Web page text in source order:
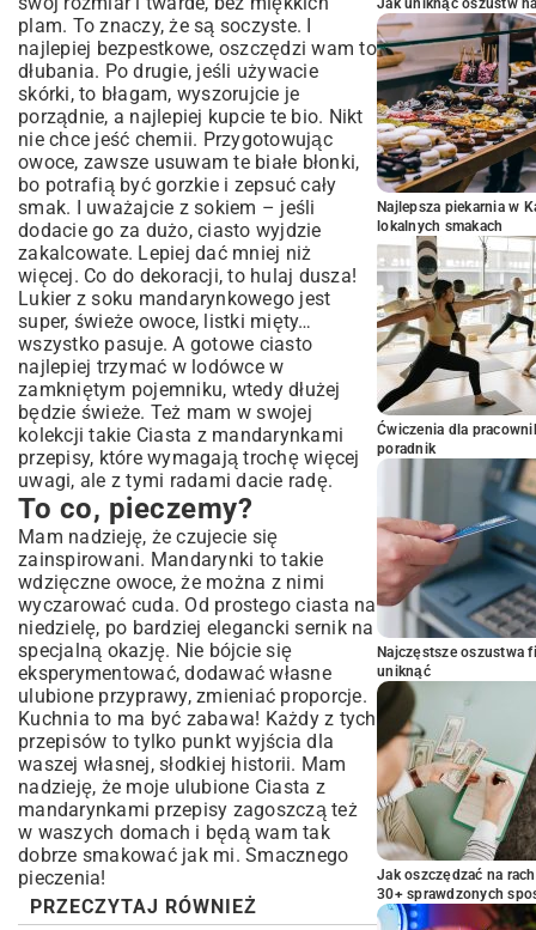
plam. To znaczy, że są soczyste. I
najlepiej bezpestkowe, oszczędzi wam to
dłubania. Po drugie, jeśli używacie
skórki, to błagam, wyszorujcie je
porządnie, a najlepiej kupcie te bio. Nikt
nie chce jeść chemii. Przygotowując
owoce, zawsze usuwam te białe błonki,
bo potrafią być gorzkie i zepsuć cały
smak. I uważajcie z sokiem – jeśli
dodacie go za dużo, ciasto wyjdzie
zakalcowate. Lepiej dać mniej niż
więcej. Co do dekoracji, to hulaj dusza!
Lukier z soku mandarynkowego jest
super, świeże owoce, listki mięty…
wszystko pasuje. A gotowe ciasto
najlepiej trzymać w lodówce w
zamkniętym pojemniku, wtedy dłużej
będzie świeże. Też mam w swojej
kolekcji takie Ciasta z mandarynkami
przepisy, które wymagają trochę więcej
uwagi, ale z tymi radami dacie radę.
To co, pieczemy?
Mam nadzieję, że czujecie się
zainspirowani. Mandarynki to takie
wdzięczne owoce, że można z nimi
wyczarować cuda. Od prostego ciasta na
niedzielę, po bardziej elegancki sernik na
specjalną okazję. Nie bójcie się
eksperymentować, dodawać własne
ulubione przyprawy, zmieniać proporcje.
Kuchnia to ma być zabawa! Każdy z tych
przepisów to tylko punkt wyjścia dla
waszej własnej, słodkiej historii. Mam
nadzieję, że moje ulubione Ciasta z
mandarynkami przepisy zagoszczą też
w waszych domach i będą wam tak
dobrze smakować jak mi. Smacznego
pieczenia!
PRZECZYTAJ RÓWNIEŻ
Jak uniknąć oszustw
Najlepsza piekarnia w
lokalnych smakach
Ćwiczenia dla
poradnik
Najczęstsze oszustwa
uniknąć
Jak oszczędzać na
30+ sprawdzonych